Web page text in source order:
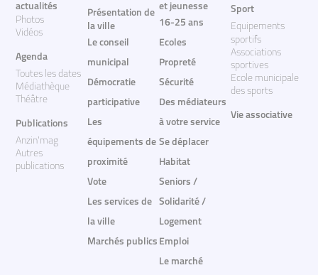
actualités
Photos
Vidéos
Agenda
Toutes les dates
Médiathèque
Théâtre
Publications
Anzin'mag
Autres
publications
Présentation de
la ville
Le conseil
municipal
Démocratie
participative
Les
équipements de
proximité
Vote
Les services de
la ville
Marchés publics
et jeunesse
16-25 ans
Ecoles
Propreté
Sécurité
Des médiateurs
à votre service
Se déplacer
Habitat
Seniors /
Solidarité /
Logement
Emploi
Le marché
Sport
Equipements
sportifs
Associations
sportives
Ecole municipale
des sports
Vie associative